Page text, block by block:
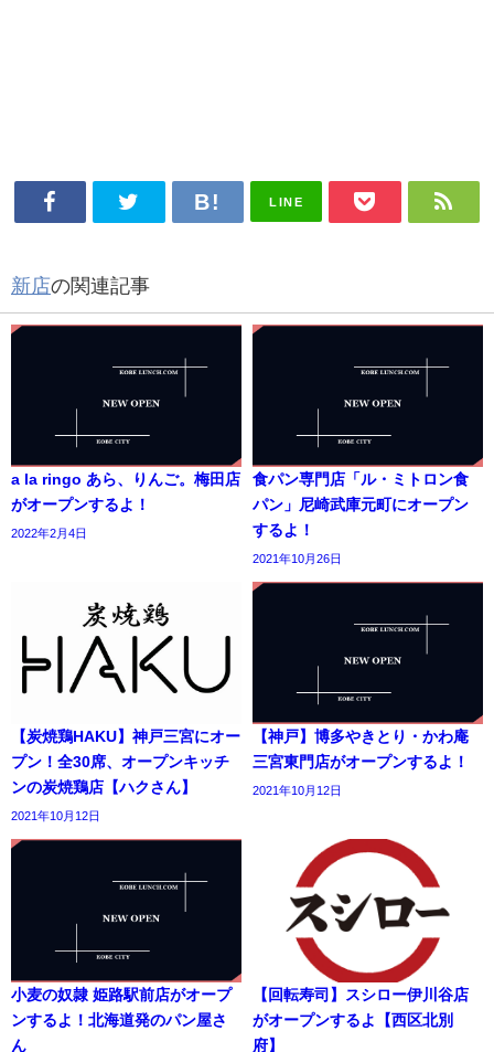
LINE
新店の関連記事
a la ringo あら、りんご。梅田店
がオープンするよ！
2022年2月4日
食パン専門店「ル・ミトロン食
パン」尼崎武庫元町にオープン
するよ！
2021年10月26日
【炭焼鶏HAKU】神戸三宮にオー
プン！全30席、オープンキッチ
ンの炭焼鶏店【ハクさん】
2021年10月12日
【神戸】博多やきとり・かわ庵
三宮東門店がオープンするよ！
2021年10月12日
小麦の奴隷 姫路駅前店がオープ
ンするよ！北海道発のパン屋さ
ん
【回転寿司】スシロー伊川谷店
がオープンするよ【西区北別
府】